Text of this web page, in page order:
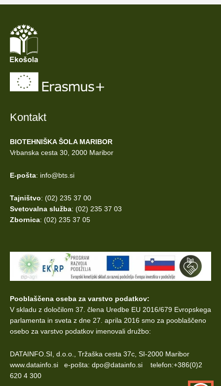
Kontakt
BIOTEHNIŠKA ŠOLA MARIBOR
Vrbanska cesta 30, 2000 Maribor
E-pošta: info@bts.si
Tajništvo: (02) 235 37 00
Svetovalna služba: (02) 235 37 03
Zbornica: (02) 235 37 05
Pooblaščena oseba za varstvo podatkov:
V skladu z določilom 37. člena Uredbe EU 2016/679 Evropskega
parlamenta in sveta z dne 27. aprila 2016 smo za pooblaščeno
osebo za varstvo podatkov imenovali družbo:
DATAINFO.SI, d.o.o., Tržaška cesta 37c, SI-2000 Maribor
www.datainfo.si e-pošta: dpo@datainfo.si telefon:+386(0)2
620 4 300